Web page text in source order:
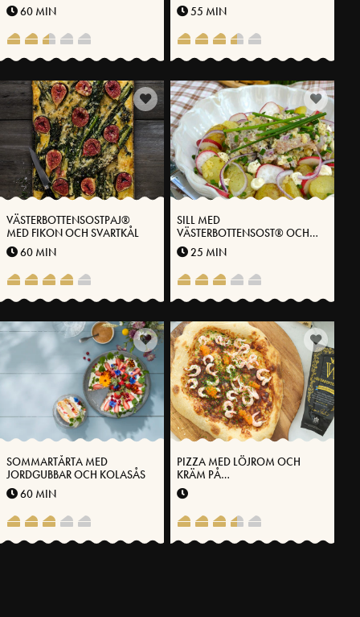
60 MIN
55 MIN
VÄSTERBOTTENSOSTPAJ®
MED FIKON OCH SVARTKÅL
60 MIN
SILL MED
VÄSTERBOTTENSOST® OCH
POTATIS
25 MIN
SOMMARTÅRTA MED
JORDGUBBAR OCH KOLASÅS
60 MIN
PIZZA MED LÖJROM OCH
KRÄM PÅ
VÄSTERBOTTENSOST®